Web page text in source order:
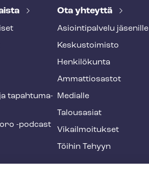
ta­pah­tu­ma­
-podcast
Ota yhteyttä
Asioin­ti­pal­ve­lu jäsenille
Keskustoimisto
Henkilökunta
Ammattiosastot
Medialle
Talousasiat
Vi­kail­moi­tuk­set
Töihin Tehyyn